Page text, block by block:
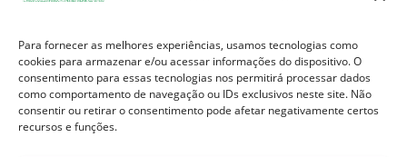
Para fornecer as melhores experiências, usamos tecnologias como
cookies para armazenar e/ou acessar informações do dispositivo. O
consentimento para essas tecnologias nos permitirá processar dados
como comportamento de navegação ou IDs exclusivos neste site. Não
consentir ou retirar o consentimento pode afetar negativamente certos
recursos e funções.
Facebook
Instagram
TikTokYoutube
E-
mail